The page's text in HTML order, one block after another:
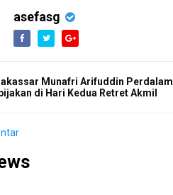
asefasg
Munafri Arifuddin Perdalam
di Hari Kedua Retret Akmil